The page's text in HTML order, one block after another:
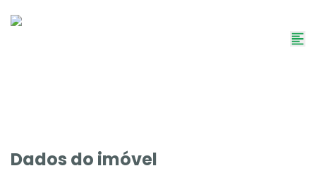
Dados do imóvel